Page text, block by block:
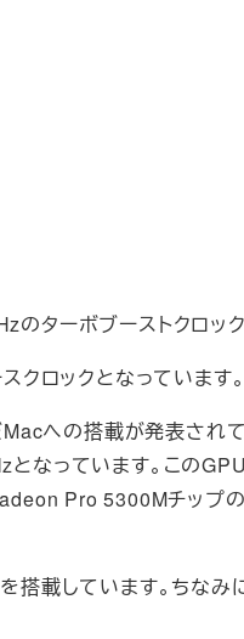
ターボブーストクロッ
ロックとなっています。
Macへの搭載が発表さ
なっています。この
Pro 5300Mチップの
載しています。ちなみ